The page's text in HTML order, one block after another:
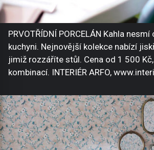
PRVOTŘÍDNÍ PORCELÁN Kahla
kuchyni. Nejnovější kolekce nabízí
jimiž rozzáříte stůl. Cena od 1 500
kombinací. INTERIÉR ARFO,